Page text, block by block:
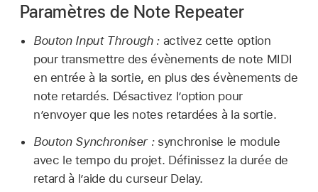
Paramètres de Note Repeater
Bouton Input Through : activez cette option
pour transmettre des évènements de note MIDI
en entrée à la sortie, en plus des évènements de
note retardés. Désactivez l’option pour
n’envoyer que les notes retardées à la sortie.
Bouton Synchroniser :synchronise le module
avec le tempo du projet. Définissez la durée de
retard à l’aide du curseur Delay.